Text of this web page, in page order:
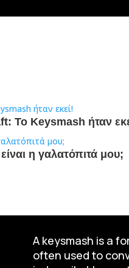
To Keysmash ήταν
η γαλατόπιτά μου;
A keysmash is a
often used to